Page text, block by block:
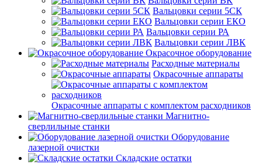
Вальцовки серии 5СК
Вальцовки серии ЕКО
Вальцовки серии РА
Вальцовки серии ЛВК
Окрасочное оборудование
Расходные материалы
Окрасочные аппараты
Окрасочные аппараты с комплектом расходников
Магнитно-
сверлильные станки
Оборудование
лазерной очистки
Складские остатки